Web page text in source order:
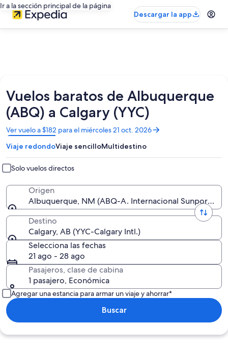
Ir a la sección principal de la página
Descargar la app
Vuelos baratos de Albuquerque
(ABQ) a Calgary (YYC)
Ver vuelo a $182 para el miércoles 21 oct. 2026
Se
abrirá
en
una
nueva
ventana
Viaje redondoViaje sencilloMultidestino
Solo vuelos directos
Origen
Albuquerque, NM (ABQ-A. Internacional Sunport de
Destino
Calgary, AB (YYC-Calgary Intl.)
Selecciona las fechas
21 ago - 28 ago
Pasajeros, clase de cabina
1 pasajero, Económica
Agregar una estancia para armar un viaje y ahorrar*
Buscar